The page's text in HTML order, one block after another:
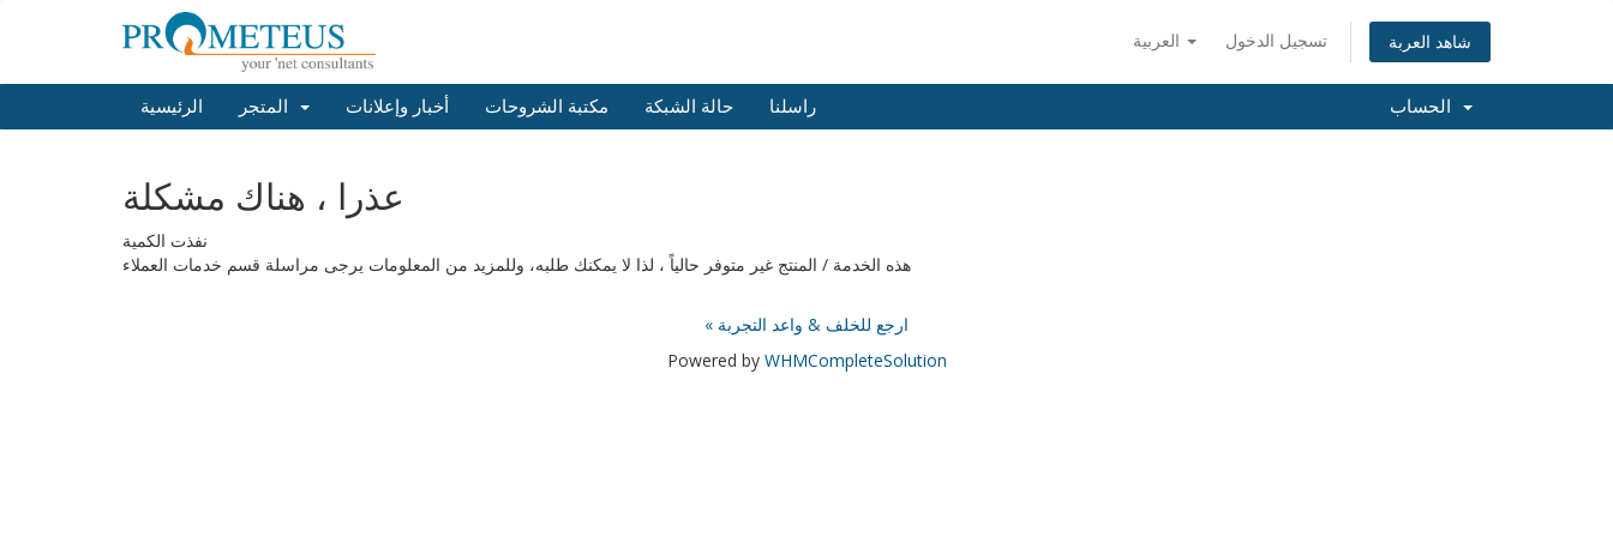
تسجيل الدخول شاهد العربة
الرئيسية أخبار وإعلانات مكتبة الشروحات حالة الشبكة راسلنا
عذرا ، هناك مشكلة
نفذت الكمية
هذه الخدمة / المنتج غير متوفر حالياً ، لذا لا يمكنك طلبه، وللمزيد من المعلومات يرجى مراسلة قسم خدمات العملاء
« ارجع للخلف & واعد التجربة
Powered by WHMCompleteSolution